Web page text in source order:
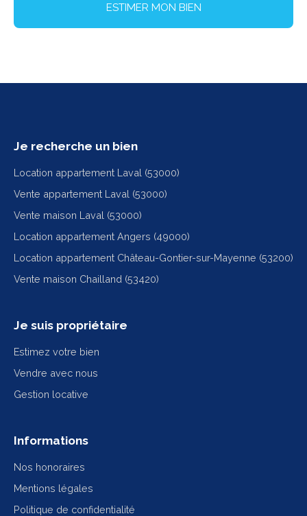
ESTIMER MON BIEN
Je recherche un bien
Location appartement Laval (53000)
Vente appartement Laval (53000)
Vente maison Laval (53000)
Location appartement Angers (49000)
Location appartement Château-Gontier-sur-Mayenne (53200)
Vente maison Chailland (53420)
Je suis propriétaire
Estimez votre bien
Vendre avec nous
Gestion locative
Informations
Nos honoraires
Mentions légales
Politique de confidentialité